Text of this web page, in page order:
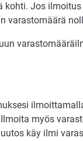
kohti. Jos
varastomäärä
myös
käy ilmi